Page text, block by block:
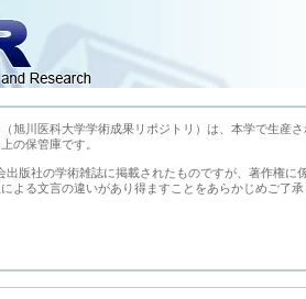
旭川医科大学学術成果リポジトリ）は、本学で生産
の保管庫です。
版社の学術雑誌に掲載されたものですが、著作権に
よる文言の違いがあり得ますことをあらかじめご了承